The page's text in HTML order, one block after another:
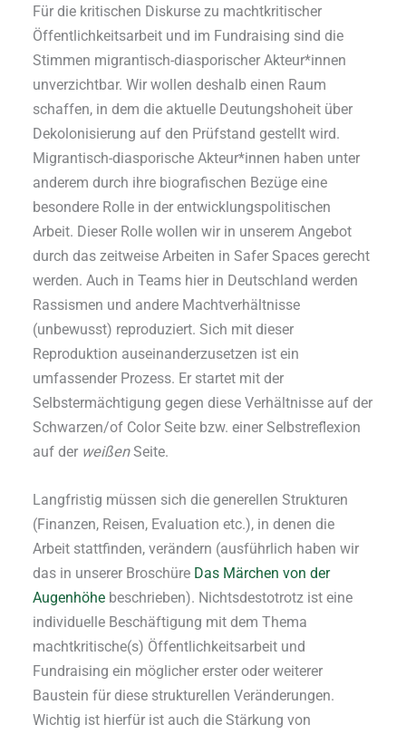
Für die kritischen Diskurse zu machtkritischer
Öffentlichkeitsarbeit und im Fundraising sind die
Stimmen migrantisch-diasporischer Akteur*innen
unverzichtbar. Wir wollen deshalb einen Raum
schaffen, in dem die aktuelle Deutungshoheit über
Dekolonisierung auf den Prüfstand gestellt wird.
Migrantisch-diasporische Akteur*innen haben unter
anderem durch ihre biografischen Bezüge eine
besondere Rolle in der entwicklungspolitischen
Arbeit. Dieser Rolle wollen wir in unserem Angebot
durch das zeitweise Arbeiten in Safer Spaces gerecht
werden. Auch in Teams hier in Deutschland werden
Rassismen und andere Machtverhältnisse
(unbewusst) reproduziert. Sich mit dieser
Reproduktion auseinanderzusetzen ist ein
umfassender Prozess. Er startet mit der
Selbstermächtigung gegen diese Verhältnisse auf der
Schwarzen/of Color Seite bzw. einer Selbstreflexion
auf der weißenSeite.
Langfristig müssen sich die generellen Strukturen
(Finanzen, Reisen, Evaluation etc.), in denen die
Arbeit stattfinden, verändern (ausführlich haben wir
das in unserer Broschüre Das Märchen von der
Augenhöhe beschrieben). Nichtsdestotrotz ist eine
individuelle Beschäftigung mit dem Thema
machtkritische(s) Öffentlichkeitsarbeit und
Fundraising ein möglicher erster oder weiterer
Baustein für diese strukturellen Veränderungen.
Wichtig ist hierfür ist auch die Stärkung von